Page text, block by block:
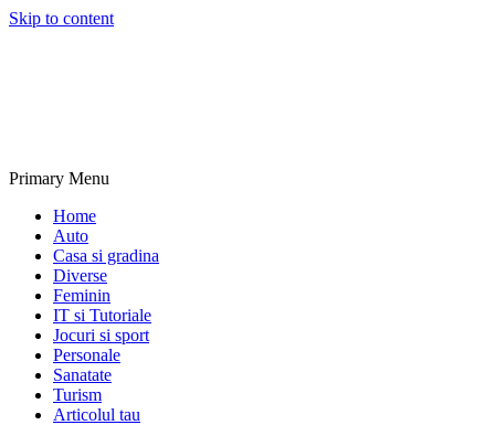
Skip to content
Primary Menu
Home
Auto
Casa si gradina
Diverse
Feminin
IT si Tutoriale
Jocuri si sport
Personale
Sanatate
Turism
Articolul tau